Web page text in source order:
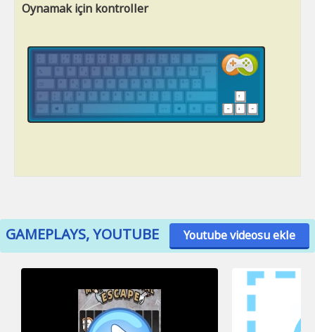
Oynamak için kontroller
GAMEPLAYS, YOUTUBE Youtube videosu ekle